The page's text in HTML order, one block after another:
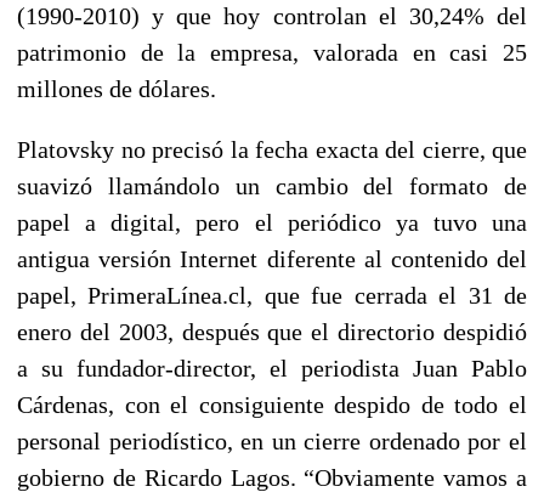
(1990-2010) y que hoy controlan el 30,24% del
patrimonio de la empresa, valorada en casi 25
millones de dólares.
Platovsky no precisó la fecha exacta del cierre, que
suavizó llamándolo un cambio del formato de
papel a digital, pero el periódico ya tuvo una
antigua versión Internet diferente al contenido del
papel, PrimeraLínea.cl, que fue cerrada el 31 de
enero del 2003, después que el directorio despidió
a su fundador-director, el periodista Juan Pablo
Cárdenas, con el consiguiente despido de todo el
personal periodístico, en un cierre ordenado por el
gobierno de Ricardo Lagos. “Obviamente vamos a